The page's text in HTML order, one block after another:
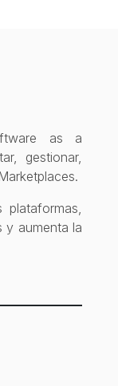
as a
gestionar,
y aumenta la